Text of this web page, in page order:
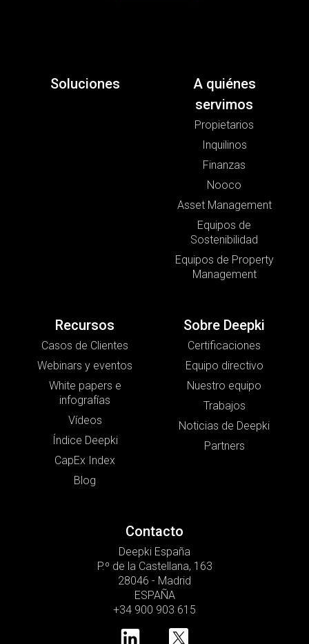
Soluciones
A quiénes
servimos
Propietarios
Inquilinos
Finanzas
Nooco
Asset Management
Equipos de
Sostenibilidad
Equipos de Property
Management
Recursos
Casos de Clientes
Webinars y eventos
White papers e
infografías
Vídeos
Índice Deepki
CapEx Index
Blog
Sobre Deepki
Certificaciones
Equipo directivo
Nuestro equipo
Trabajos
Noticias de Deepki
Partners
Contacto
Deepki España
P.º de la Castellana, 163
28046 - Madrid
ESPAÑA
+34 900 903 615